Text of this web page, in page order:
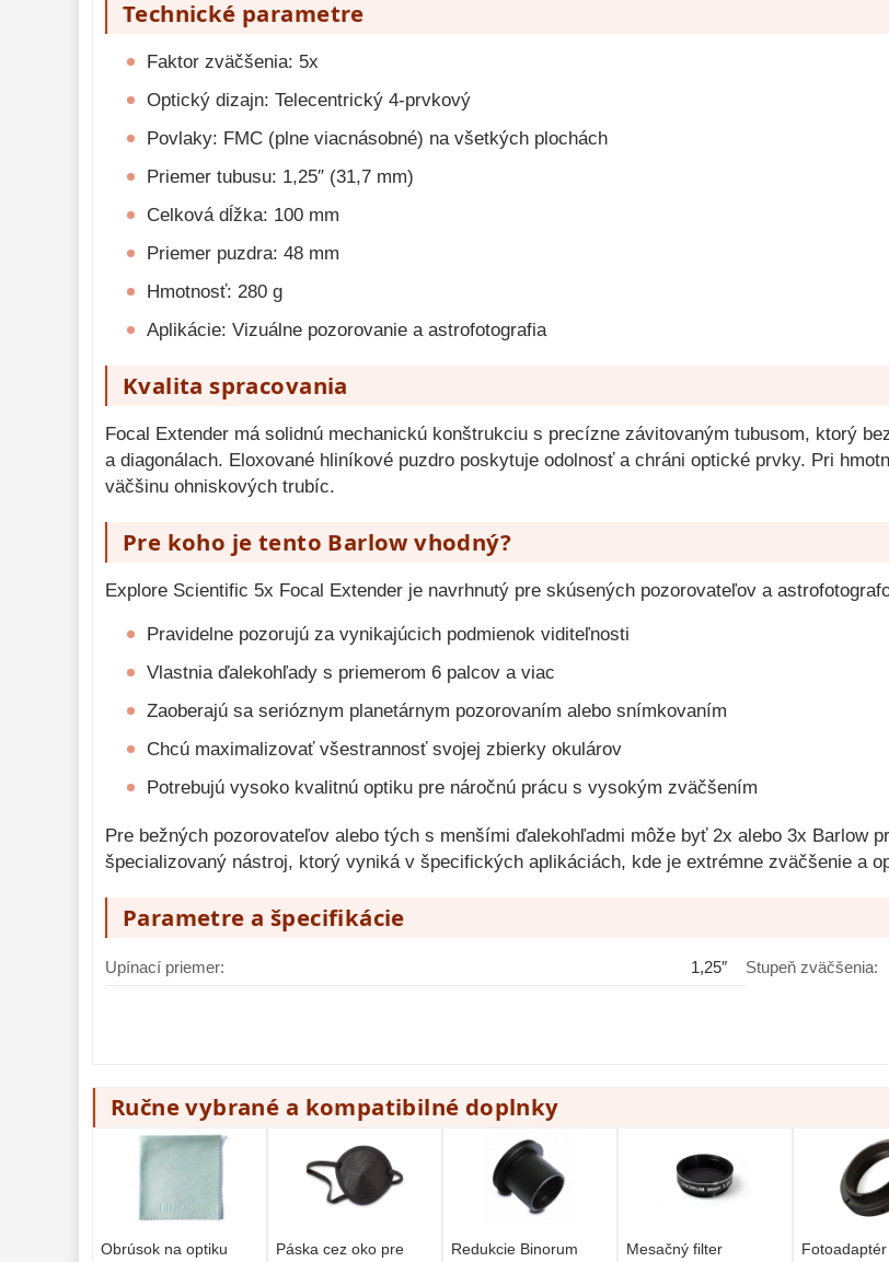
Technické parametre
Faktor zväčšenia: 5x
Optický dizajn: Telecentrický 4-prvkový
Povlaky: FMC (plne viacnásobné) na všetkých plochách
Priemer tubusu: 1,25″ (31,7 mm)
Celková dĺžka: 100 mm
Priemer puzdra: 48 mm
Hmotnosť: 280 g
Aplikácie: Vizuálne pozorovanie a astrofotografia
Kvalita spracovania
Focal Extender má solidnú mechanickú konštrukciu s precízne závitovaným tubusom, ktorý
a diagonálach. Eloxované hliníkové puzdro poskytuje odolnosť a chráni optické prvky. Pri
väčšinu ohniskových trubíc.
Pre koho je tento Barlow vhodný?
Explore Scientific 5x Focal Extender je navrhnutý pre skúsených pozorovateľov a
Pravidelne pozorujú za vynikajúcich podmienok viditeľnosti
Vlastnia ďalekohľady s priemerom 6 palcov a viac
Zaoberajú sa serióznym planetárnym pozorovaním alebo snímkovaním
Chcú maximalizovať všestrannosť svojej zbierky okulárov
Potrebujú vysoko kvalitnú optiku pre náročnú prácu s vysokým zväčšením
Pre bežných pozorovateľov alebo tých s menšími ďalekohľadmi môže byť 2x alebo 3x Barlow
špecializovaný nástroj, ktorý vyniká v špecifických aplikáciách, kde je extrémne zväčšenie a
Parametre a špecifikácie
Upínací priemer: 1,25″ Stupeň zväčšenia:
Ručne vybrané a kompatibilné doplnky
Obrúsok na optiku
Páska cez oko pre
Redukcie Binorum
Mesačný filter